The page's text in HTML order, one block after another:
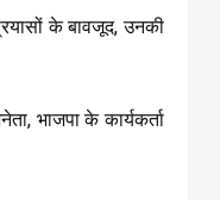
के बावजूद, उनकी
भाजपा के कार्यकर्ता